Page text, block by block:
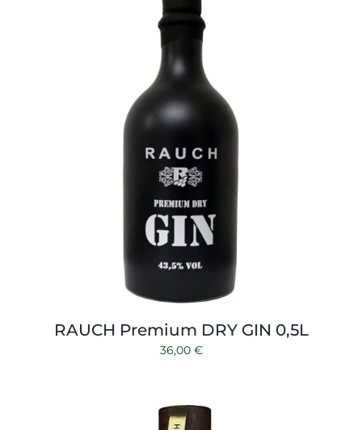
Shop
Kontakt
RAUCH Premium DRY GIN 0,5L
36,00 €